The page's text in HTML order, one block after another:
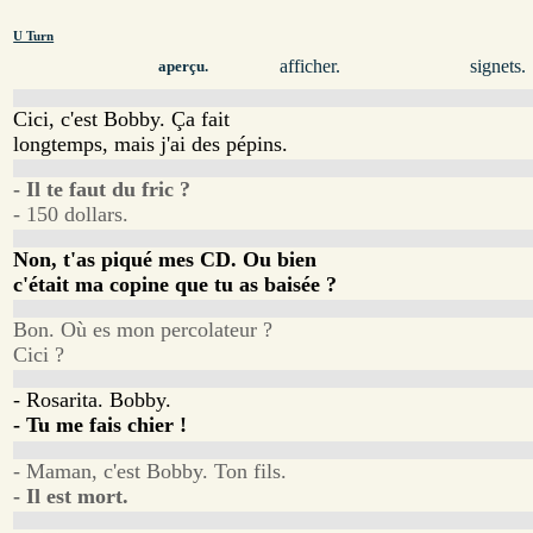
U Turn
aperçu. afficher. signets.
Cici, c'est Bobby. Ça fait
longtemps, mais j'ai des pépins.
- Il te faut du fric ?
- 150 dollars.
Non, t'as piqué mes CD. Ou bien
c'était ma copine que tu as baisée ?
Bon. Où es mon percolateur ?
Cici ?
- Rosarita. Bobby.
- Tu me fais chier !
- Maman, c'est Bobby. Ton fils.
- Il est mort.